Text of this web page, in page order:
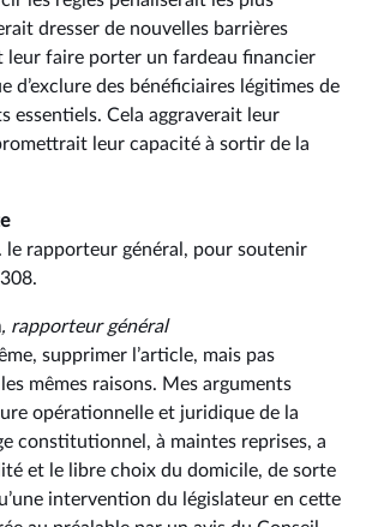
dresser de nouvelles barrières
leur faire porter un fardeau financier
d’exclure des bénéficiaires légitimes de
essentiels. Cela aggraverait leur
leur capacité à sortir de la
le rapporteur général, pour soutenir
308.
, rapporteur général
supprimer l’article, mais pas
mêmes raisons. Mes arguments
opérationnelle et juridique de la
constitutionnel, à maintes reprises, a
et le libre choix du domicile, de sorte
intervention du législateur en cette